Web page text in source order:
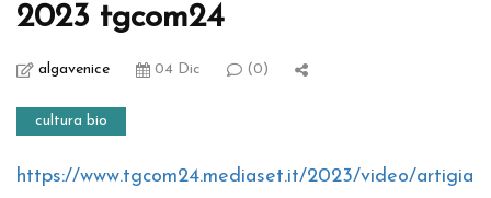
2023 tgcom24
algavenice 04 Dic (0)
cultura bio
https://www.tgcom24.mediaset.it/2023/video/artigia